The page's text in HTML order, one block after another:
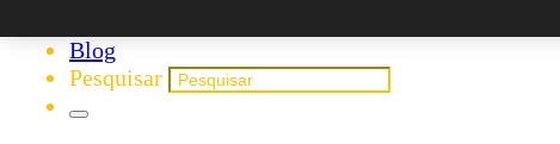
Blog
Pesquisar